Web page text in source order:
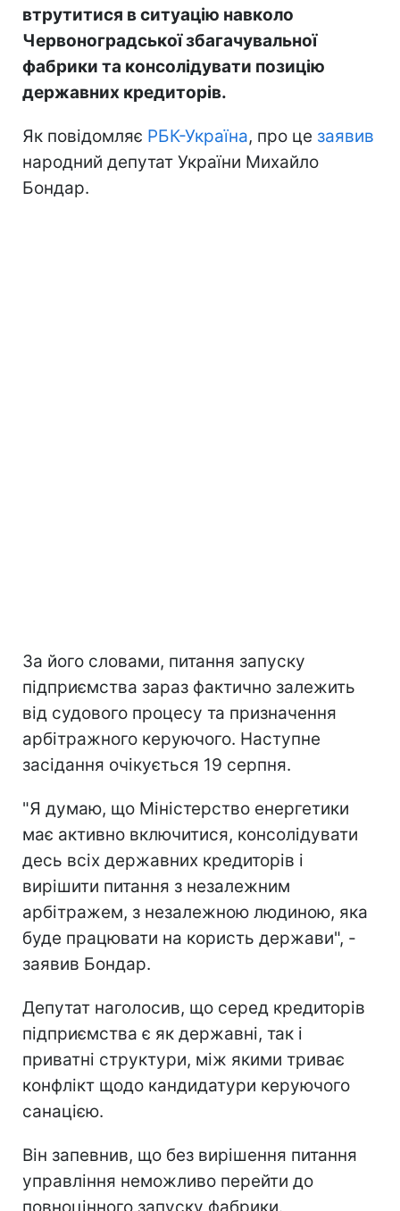
втрутитися в ситуацію навколо
Червоноградської збагачувальної
фабрики та консолідувати позицію
державних кредиторів.
Як повідомляє РБК-Україна, про це заявив
народний депутат України Михайло
Бондар.
За його словами, питання запуску
підприємства зараз фактично залежить
від судового процесу та призначення
арбітражного керуючого. Наступне
засідання очікується 19 серпня.
"Я думаю, що Міністерство енергетики
має активно включитися, консолідувати
десь всіх державних кредиторів і
вирішити питання з незалежним
арбітражем, з незалежною людиною, яка
буде працювати на користь держави", -
заявив Бондар.
Депутат наголосив, що серед кредиторів
підприємства є як державні, так і
приватні структури, між якими триває
конфлікт щодо кандидатури керуючого
санацією.
Він запевнив, що без вирішення питання
управління неможливо перейти до
повноцінного запуску фабрики.